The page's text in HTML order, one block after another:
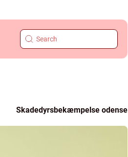
Skadedyrsbekæmpelse odense